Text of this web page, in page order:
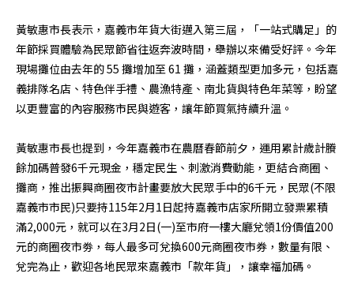
黃敏惠市長表示，嘉義市年貨大街邁入第三屆，「一站式購足」的
年節採買體驗為民眾節省往返奔波時間，舉辦以來備受好評。今年
現場攤位由去年的 55 攤增加至 61 攤，涵蓋類型更加多元，包括嘉
義排隊名店、特色伴手禮、農漁特產、南北貨與特色年菜等，盼望
以更豐富的內容服務市民與遊客，讓年節買氣持續升溫。
黃敏惠市長也提到，今年嘉義市在農曆春節前夕，運用累計歲計賸
餘加碼普發6千元現金，穩定民生、刺激消費動能，更結合商圈、
攤商，推出振興商圈夜市計畫要放大民眾手中的6千元，民眾(不限
嘉義市市民)只要持115年2月1日起持嘉義市店家所開立發票累積
滿2,000元，就可以在3月2日(一)至市府一樓大廳兌領1份價值200
元的商圈夜市劵，每人最多可兌換600元商圈夜市券，數量有限、
兌完為止，歡迎各地民眾來嘉義市「款年貨」，讓幸福加碼。